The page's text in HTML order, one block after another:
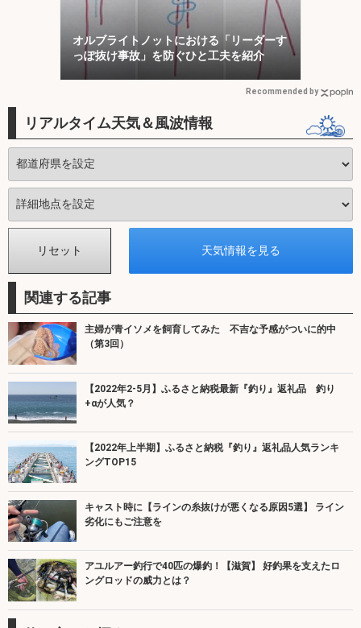
オルブライトノットにおける「リーダーす
っぽ抜け事故」を防ぐひと工夫を紹介
Recommended by
リアルタイム天気＆風波情報
関連する記事
主婦が青イソメを飼育してみた 不吉な予感がついに的中
（第3回）
【2022年2-5月】ふるさと納税最新『釣り』返礼品 釣り
+αが人気？
【2022年上半期】ふるさと納税『釣り』返礼品人気ランキ
ングTOP15
キャスト時に【ラインの糸抜けが悪くなる原因5選】 ライン
劣化にもご注意を
アユルアー釣行で40匹の爆釣！【滋賀】 好釣果を支えたロ
ングロッドの威力とは？